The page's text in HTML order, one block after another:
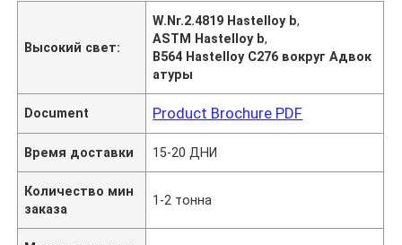
Высокий свет:
W.Nr.2.4819 Hastelloy b,
ASTM Hastelloy b,
B564 Hastelloy C276 вокруг Адвок
атуры
Document Product Brochure PDF
Время доставки 15-20 ДНИ
Количество мин
заказа
1-2 тонна